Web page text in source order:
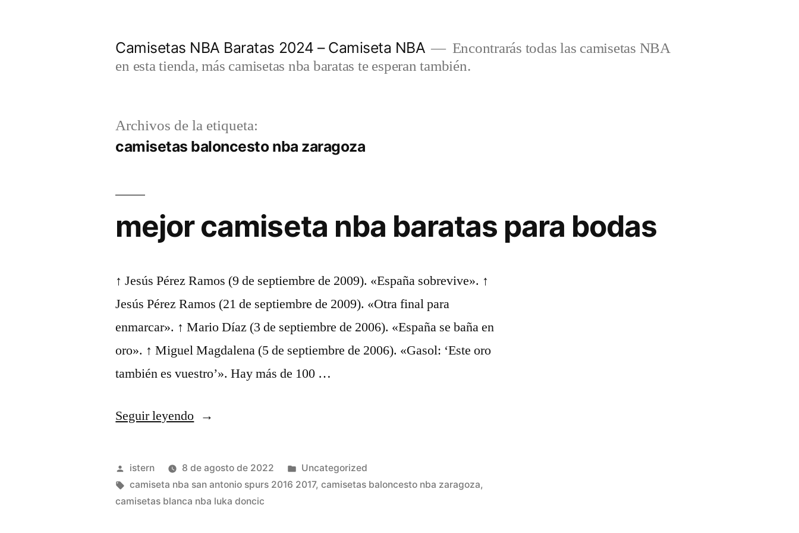
Camisetas NBA Baratas 2024 – Camiseta NBA
Encontrarás todas las camisetas NBA
en esta tienda, más camisetas nba baratas te esperan también.
Archivos de la etiqueta:
camisetas baloncesto nba zaragoza
mejor camiseta nba baratas para bodas
↑ Jesús Pérez Ramos (9 de septiembre de 2009). «España sobrevive». ↑
Jesús Pérez Ramos (21 de septiembre de 2009). «Otra final para
enmarcar». ↑ Mario Díaz (3 de septiembre de 2006). «España se baña en
oro». ↑ Miguel Magdalena (5 de septiembre de 2006). «Gasol: ‘Este oro
también es vuestro’». Hay más de 100 …
Seguir leyendo«mejor
nba
baratas
para
Publicado
por
istern 8 de agosto de 2022
Publicado
en
Uncategorized
Etiquetas:
camiseta nba san antonio spurs 2016 2017,camisetas baloncesto nba zaragoza,
camisetas blanca nba luka doncic